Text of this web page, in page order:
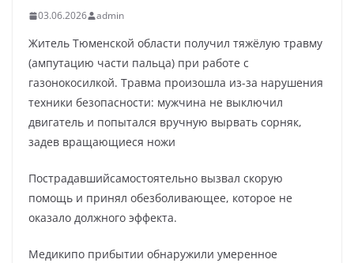
03.06.2026 admin
Житель Тюменской области получил тяжёлую травму
(ампутацию части пальца) при работе с
газонокосилкой. Травма произошла из-за нарушения
техники безопасности: мужчина не выключил
двигатель и попытался вручную вырвать сорняк,
задев вращающиеся ножи
Пострадавшийсамостоятельно вызвал скорую
помощь и принял обезболивающее, которое не
оказало должного эффекта.
Медикипо прибытии обнаружили умеренное